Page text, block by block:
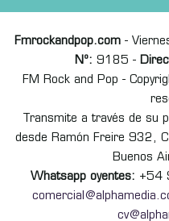
Fmrockandpop.com-
Nº: 9185 -
FM Rock and Pop -
Transmite a través de su
desde Ramón Freire 932,
Buenos
Whatsapp oyentes: +54